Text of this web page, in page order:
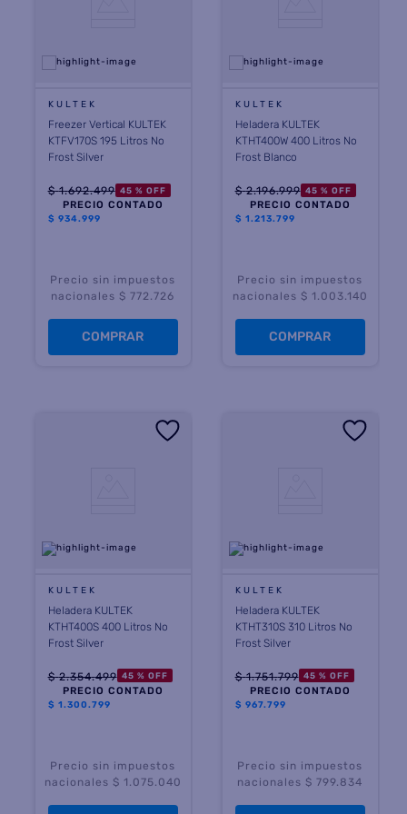
KULTEK
Freezer Vertical KULTEK
KTFV170S 195 Litros No
Frost Silver
$ 1.692.499 45 % OFF
PRECIO CONTADO
$ 934.999
Precio sin impuestos
nacionales $ 772.726
COMPRAR
KULTEK
Heladera KULTEK
KTHT400W 400 Litros No
Frost Blanco
$ 2.196.999 45 % OFF
PRECIO CONTADO
$ 1.213.799
Precio sin impuestos
nacionales $ 1.003.140
COMPRAR
KULTEK
Heladera KULTEK
KTHT400S 400 Litros No
Frost Silver
$ 2.354.499 45 % OFF
PRECIO CONTADO
$ 1.300.799
Precio sin impuestos
nacionales $ 1.075.040
KULTEK
Heladera KULTEK
KTHT310S 310 Litros No
Frost Silver
$ 1.751.799 45 % OFF
PRECIO CONTADO
$ 967.799
Precio sin impuestos
nacionales $ 799.834